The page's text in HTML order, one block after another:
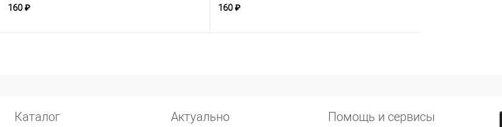
160 ₽
бесцветные
160 ₽
Каталог Актуально Помощь и сервисы